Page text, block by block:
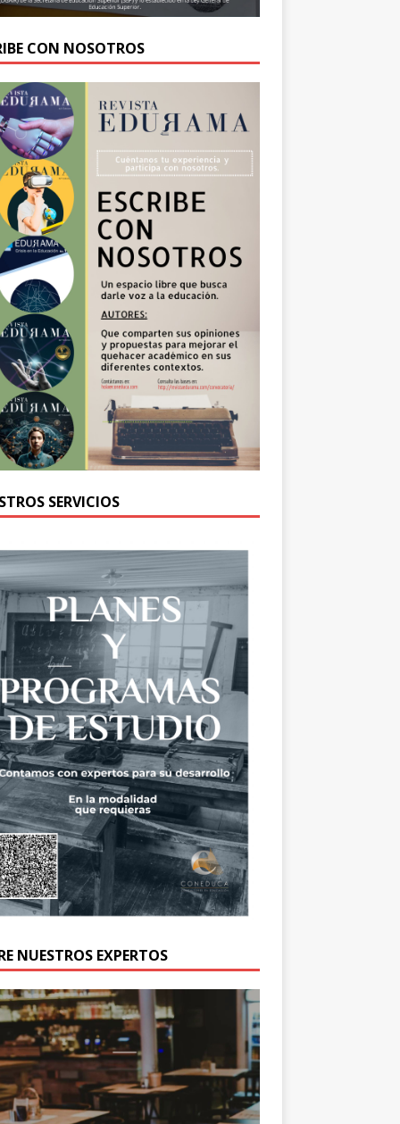
CON NOSOTROS
SERVICIOS
NUESTROS EXPERTOS